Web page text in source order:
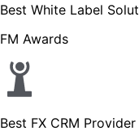
Best White Label
FM Awards
Best FX CRM Provider